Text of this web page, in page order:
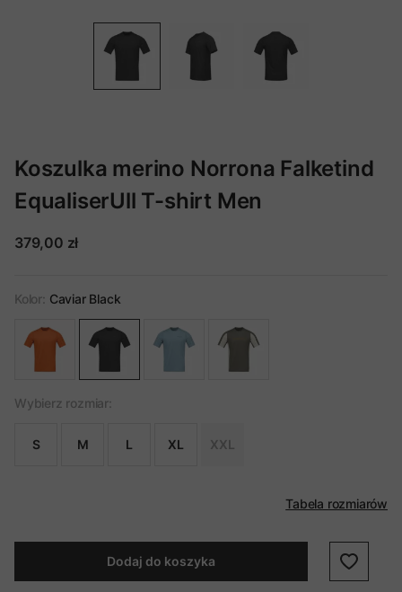
Koszulka merino Norrona Falketind
EqualiserUll T-shirt Men
379,00 zł
Kolor: Caviar Black
Wybierz rozmiar:
S M L XL XXL
Tabela rozmiarów
Dodaj do koszyka